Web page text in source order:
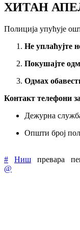
ХИТАН АПЕЛ
Полиција упућује
Не уплаћујте
Покушајте
Одмах
Контакт телефони
Дежурна
Општи број
# Ниш превара
@